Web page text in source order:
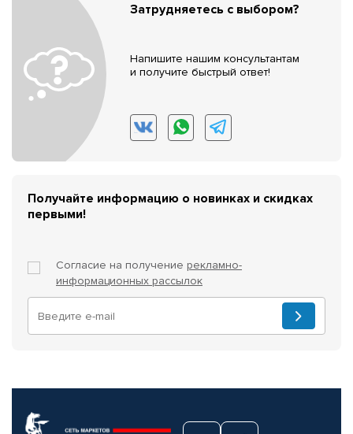
Затрудняетесь с выбором?
Напишите нашим консультантам
и получите быстрый ответ!
Получайте информацию о новинках и скидках
первыми!
Согласие на получение рекламно-
информационных рассылок